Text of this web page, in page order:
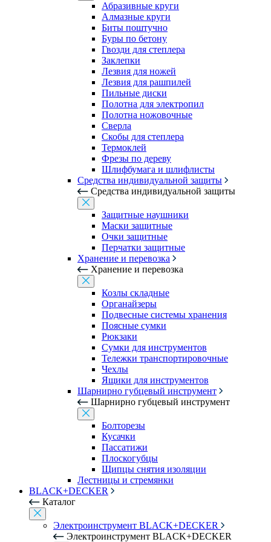
Абразивные круги
Алмазные круги
Биты поштучно
Буры по бетону
Гвозди для степлера
Заклепки
Лезвия для ножей
Лезвия для рашпилей
Пильные диски
Полотна для электропил
Полотна ножовочные
Сверла
Скобы для степлера
Термоклей
Фрезы по дереву
Шлифбумага и шлифлисты
Средства индивидуальной защиты
Средства индивидуальной защиты
Защитные наушники
Маски защитные
Очки защитные
Перчатки защитные
Хранение и перевозка
Хранение и перевозка
Козлы складные
Органайзеры
Подвесные системы хранения
Поясные сумки
Рюкзаки
Сумки для инструментов
Тележки транспортировочные
Чехлы
Ящики для инструментов
Шарнирно губцевый инструмент
Шарнирно губцевый инструмент
Болторезы
Кусачки
Пассатижи
Плоскогубцы
Щипцы снятия изоляции
Лестницы и стремянки
BLACK+DECKER
Каталог
Электроинструмент BLACK+DECKER
Электроинструмент BLACK+DECKER